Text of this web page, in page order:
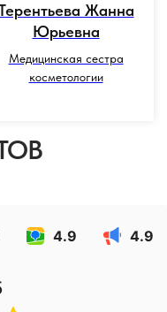
Жанна
Юрьевна
Медицинская сестра
косметологии
4.9 4.9